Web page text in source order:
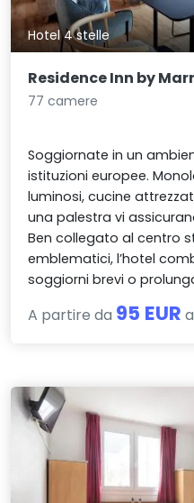
Hotel 4 stelle
Residence Inn by
77 camere
Soggiornate in un
istituzioni europee.
luminosi, cucine
una palestra vi
Ben collegato al centro
emblematici, l’hotel
soggiorni brevi o
A partire da 95 EUR